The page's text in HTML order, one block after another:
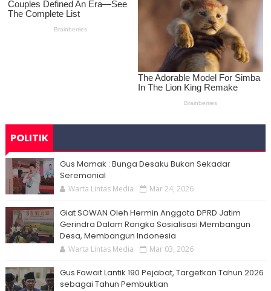
POLITIK
Gus Mamak : Bunga Desaku Bukan Sekadar
Seremonial
Warta Lintas Media Mar 24, 2026
Giat SOWAN Oleh Hermin Anggota DPRD Jatim
Gerindra Dalam Rangka Sosialisasi Membangun
Desa, Membangun Indonesia
Warta Lintas Media Mar 03, 2026
Gus Fawait Lantik 190 Pejabat, Targetkan Tahun 2026
sebagai Tahun Pembuktian